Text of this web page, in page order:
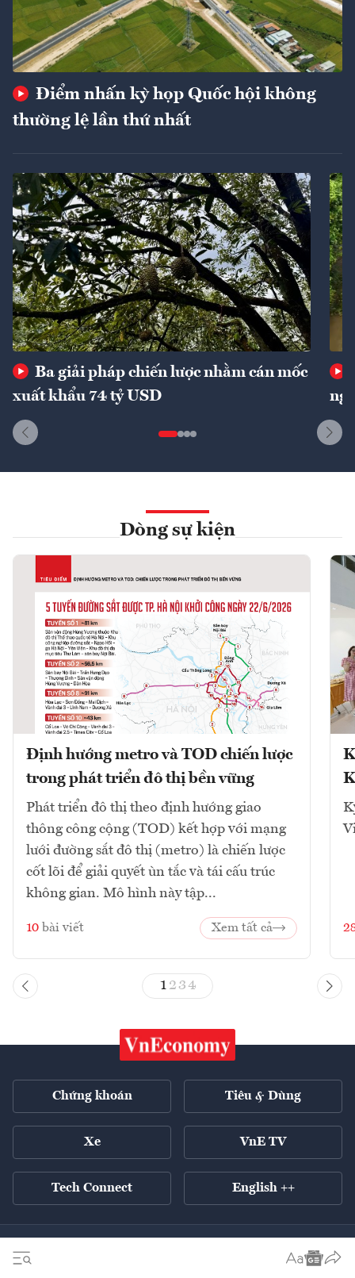
Điểm nhấn kỳ họp Quốc hội không
thường lệ lần thứ nhất
Ba giải pháp chiến lược nhằm cán mốc
xuất khẩu 74 tỷ USD
Dòng sự kiện
Định hướng metro và TOD chiến lược
trong phát triển đô thị bền vững
Phát triển đô thị theo định hướng giao
thông công cộng (TOD) kết hợp với mạng
lưới đường sắt đô thị (metro) là chiến lược
cốt lõi để giải quyết ùn tắc và tái cấu trúc
không gian. Mô hình này tập...
10 bài viết Xem tất cả
1 23 4
Chứng khoán Tiêu & Dùng
Xe VnE TV
Tech Connect English ++
Tất cả chuyên mục